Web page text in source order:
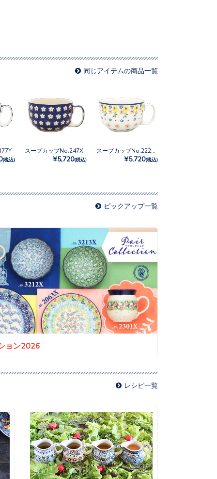
同じアイテムの商品一覧
(税込)
スープカップNo.247X
¥5,720(税込) ¥5,720(税込)
ピックアップ一覧
ョン2026
レシピ一覧